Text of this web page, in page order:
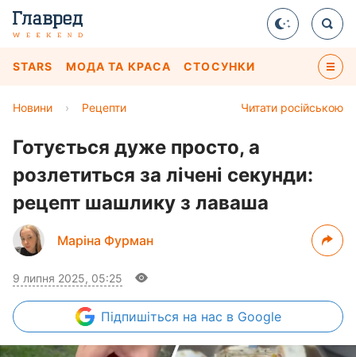
STARS МОДА ТА КРАСА СТОСУНКИ
Читати російською
Новини › Рецепти
Готується дуже просто, а
розлетиться за лічені секунди:
рецепт шашлику з лаваша
Маріна Фурман
9 липня 2025, 05:25
Підпишіться на нас в Google